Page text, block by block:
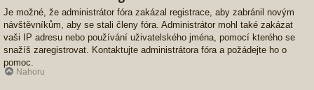
Je možné, že administrátor fóra zakázal registrace, aby zabránil novým
návštěvníkům, aby se stali členy fóra. Administrátor mohl také zakázat
vaši IP adresu nebo používání uživatelského jména, pomocí kterého se
snažíš zaregistrovat. Kontaktujte administrátora fóra a požádejte ho o
pomoc.
Nahoru